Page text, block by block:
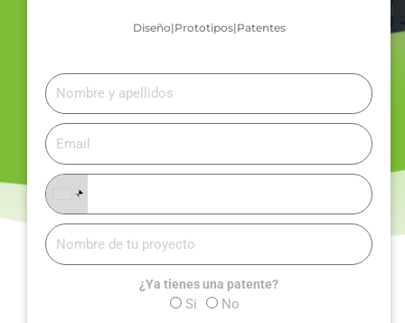
Diseño|Prototipos|Patentes
+1
¿Ya tienes una patente?
Si
No